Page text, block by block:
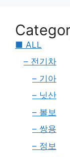
■ ALL
– 전기차
– 기아
– 닛산
– 볼보
– 쌍용
– 정보